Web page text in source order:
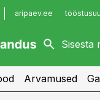
aripaev.ee
Arvamused